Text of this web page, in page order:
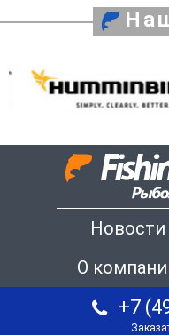
Новости
О
+7